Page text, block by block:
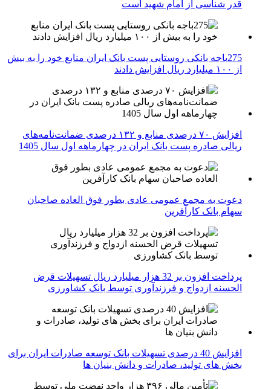
قدر شناسی از امام شهید است
275باجه بانکی روستایی پست بانک ایران منابع خود را به بیش
از ۱۰۰ میلیارد ریال افزایش دادند
افزایش ۷۰ درصدی منابع و ۱۳۲ درصدی ضمانت‌نامه‌های
ریالی صادره پست بانک ایران در چهارماهه اول سال 1405
دعوت به مجمع عمومی عادی بطور فوق العاده صاحبان
سهام بانک کارآفرین
پرداخت افزون بر 32 هزار میلیارد ریال تسهیلات قرض
الحسنه ازدواج و فرزندآوری توسط بانک کشاورزی
افزایش 40 درصدی تسهیلات بانک توسعه صادرات ایران برای
بخش های تولید، صادرات و دانش بنیان ها